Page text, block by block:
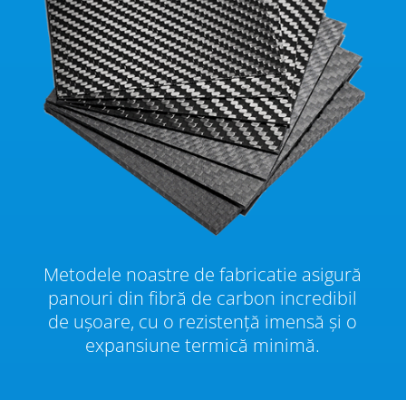
Metodele noastre de fabricatie asigură
panouri din fibră de carbon incredibil
de ușoare, cu o rezistență imensă și o
expansiune termică minimă.